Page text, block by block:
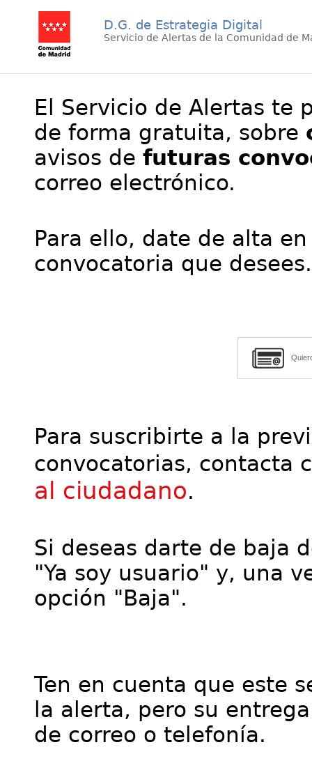
D.G. de Estrategia Digital
Servicio de Alertas de la Comunidad de
El Servicio de Alertas te
de forma gratuita, sobre
avisos de futuras
correo electrónico.
Para ello, date de alta
convocatoria que desees.
Para suscribirte a la
convocatorias, contacta
al ciudadano.
Si deseas darte de baja
"Ya soy usuario" y, una
opción "Baja".
Ten en cuenta que este
la alerta, pero su
de correo o telefonía.